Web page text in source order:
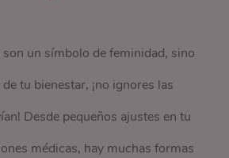
un símbolo de feminidad, sino
tu bienestar, ¡no ignores las
Desde pequeños ajustes en tu
médicas, hay muchas formas